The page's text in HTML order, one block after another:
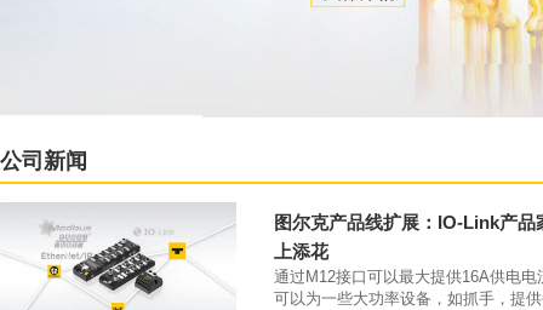
公司新闻
图尔克产品线扩展：IO-Link产品
上添花
通过M12接口可以最大提供16A供电电
可以为一些大功率设备，如抓手，提